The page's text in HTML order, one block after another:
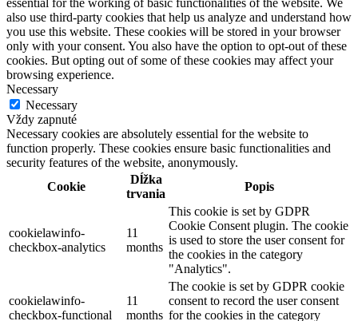
also use third-party cookies that help us analyze and understand how
you use this website. These cookies will be stored in your browser
only with your consent. You also have the option to opt-out of these
cookies. But opting out of some of these cookies may affect your
browsing experience.
Necessary
Necessary
Vždy zapnuté
Necessary cookies are absolutely essential for the website to
function properly. These cookies ensure basic functionalities and
security features of the website, anonymously.
Cookie
Dĺžka
trvania
Popis
cookielawinfo-
checkbox-analytics
11
months
This cookie is set by GDPR
Cookie Consent plugin. The cookie
is used to store the user consent for
the cookies in the category
"Analytics".
cookielawinfo-
checkbox-functional
11
months
The cookie is set by GDPR cookie
consent to record the user consent
for the cookies in the category